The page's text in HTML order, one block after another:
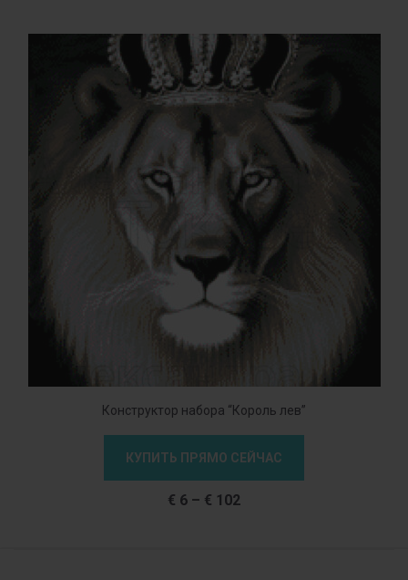
Конструктор набора “Король лев”
КУПИТЬ ПРЯМО СЕЙЧАС
€ 6 – € 102